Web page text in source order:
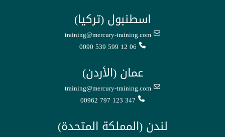
اسطنبول (تركيا)
training@mercury-training.com
0090 539 599 12 06
عمان (الأردن)
training@mercury-training.com
00962 797 123 347
لندن (المملكة المتحدة)